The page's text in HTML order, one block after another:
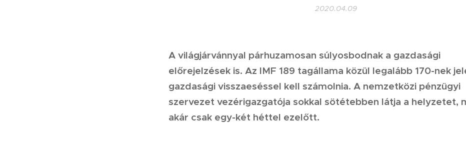
2020.04.09
A világjárvánnyal párhuzamosan súlyosbodnak a gazdasági
előrejelzések is. Az IMF 189 tagállama közül legalább 170-nek
gazdasági visszaeséssel kell számolnia. A nemzetközi pénzügyi
szervezet vezérigazgatója sokkal sötétebben látja a helyzetet,
akár csak egy-két héttel ezelőtt.